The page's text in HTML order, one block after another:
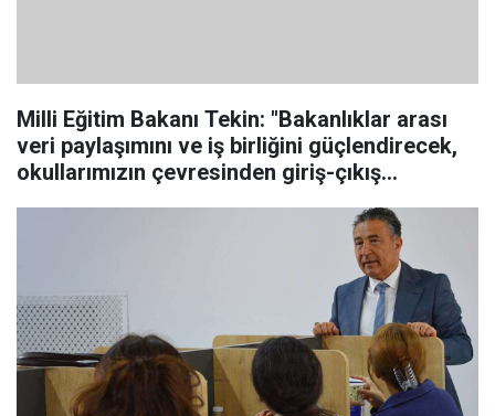
Milli Eğitim Bakanı Tekin: "Bakanlıklar arası
veri paylaşımını ve iş birliğini güçlendirecek,
okullarımızın çevresinden giriş-çıkış
müdahaleden kurumlar arası eşgüdüme